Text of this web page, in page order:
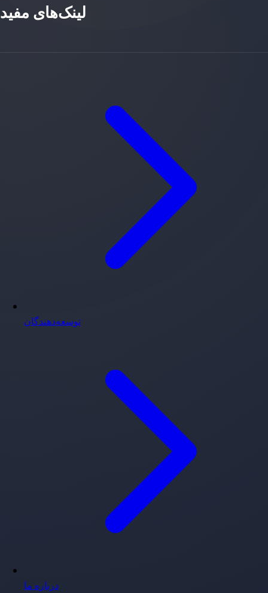
لینک‌های مفید
توسعه‌دهندگان
درباره ما